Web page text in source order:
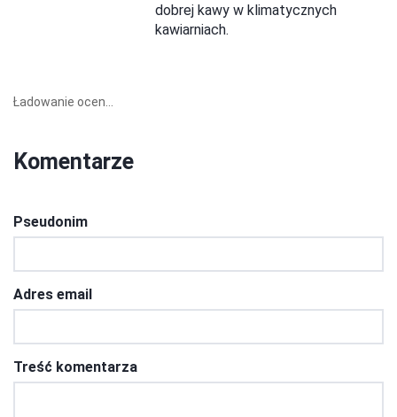
dobrej kawy w klimatycznych
kawiarniach.
Ładowanie ocen...
Komentarze
Pseudonim
Adres email
Treść komentarza